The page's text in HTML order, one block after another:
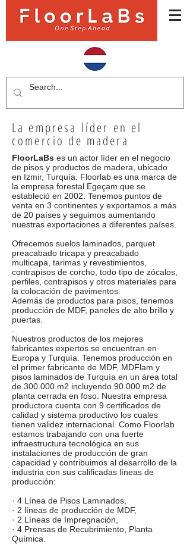
La empresa líder en el
comercio de madera
FloorLaBs es un actor líder en el negocio
de pisos y productos de madera, ubicado
en Izmir, Turquía. Floorlab es una marca de
la empresa forestal Egeçam que se
estableció en 2002. Tenemos puntos de
venta en 3 continentes y exportamos a más
de 20 países y seguimos aumentando
nuestras exportaciones a diferentes países.
Ofrecemos suelos laminados, parquet
preacabado tricapa y preacabado
multicapa, tarimas y revestimientos,
contrapisos de corcho, todo tipo de zócalos,
perfiles, contrapisos y otros materiales para
la colocación de pavimentos.
Además de productos para pisos, tenemos
producción de MDF, paneles de alto brillo y
puertas.
Nuestros productos de los mejores
fabricantes expertos se encuentran en
Europa y Turquía. Tenemos producción en
el primer fabricante de MDF, MDFlam y
pisos laminados de Turquía en un área total
de​​ 300.000 m2 incluyendo 90.000 m2 de
planta cerrada en foso. Nuestra empresa
productora cuenta con 9 certificados de
calidad y sistema productivo los cuales
tienen validez internacional. Como Floorlab
estamos trabajando con una fuerte
infraestructura tecnológica en sus
instalaciones de producción de gran
capacidad y contribuimos al desarrollo de la
industria con sus calificadas líneas de
producción:
· 4 Línea de Pisos Laminados,
· 2 líneas de producción de MDF,
· 2 Líneas de Impregnación,
· 4 Prensas de Recubrimiento, Planta
Química.